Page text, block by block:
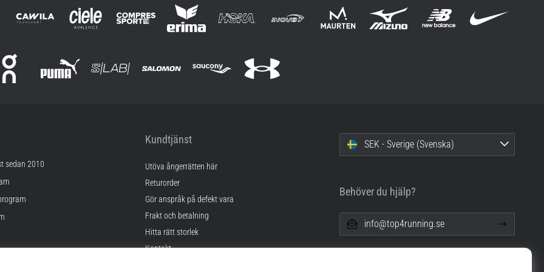
sedan 2010
Kundtjänst
Utöva ångerrätten här
Returorder
Gör anspråk på defekt vara
Frakt och betalning
Hitta rätt storlek
Kontakt
SEK - Sverige (Svenska)
Behöver du hjälp?
info@top4running.se